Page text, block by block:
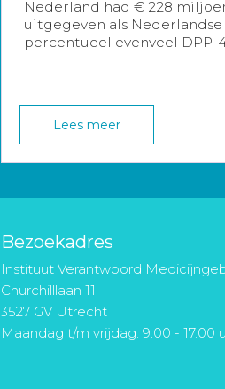
Nederland had € 228
uitgegeven als Nederlandse
percentueel evenveel DPP-
Lees meer
Bezoekadres
Instituut Verantwoord
Churchilllaan 11
3527 GV Utrecht
Maandag t/m vrijdag: 9.00 - 17.00